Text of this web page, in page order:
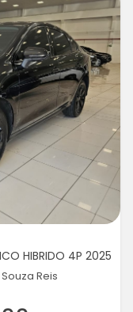
HIBRIDO 4P 2025
Reis